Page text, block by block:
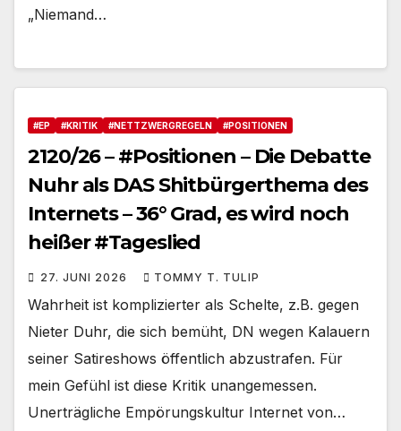
„Niemand…
#EP #KRITIK #NETTZWERGREGELN #POSITIONEN
2120/26 – #Positionen – Die Debatte
Nuhr als DAS Shitbürgerthema des
Internets – 36° Grad, es wird noch
heißer #Tageslied
27. JUNI 2026 TOMMY T. TULIP
Wahrheit ist komplizierter als Schelte, z.B. gegen
Nieter Duhr, die sich bemüht, DN wegen Kalauern
seiner Satireshows öffentlich abzustrafen. Für
mein Gefühl ist diese Kritik unangemessen.
Unerträgliche Empörungskultur Internet von…